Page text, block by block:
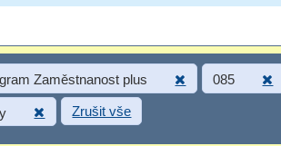
Zaměstnanost plus 085
Zrušit vše